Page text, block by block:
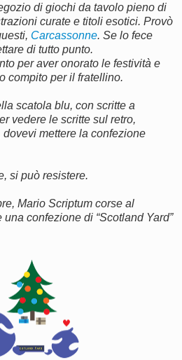
di giochi da tavolo pieno di
curate e titoli esotici. Provò
Carcassonne. Se lo fece
di tutto punto.
per aver onorato le festività e
compito per il fratellino.
scatola blu, con scritte a
vedere le scritte sul retro,
mettere la confezione
si può resistere.
Mario Scriptum corse al
confezione di “Scotland Yard”